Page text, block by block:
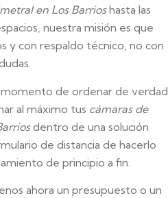
en Los Barrioshasta las
nuestra misión es que
y con respaldo técnico, no con
momento de ordenar de verdad
al máximo tus cámaras de
dentro de una solución
de distancia de hacerlo
de principio a fin.
ahora un presupuesto o un